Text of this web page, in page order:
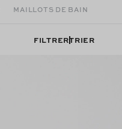
MAILLOTS DE BAIN
FILTRERTRIER